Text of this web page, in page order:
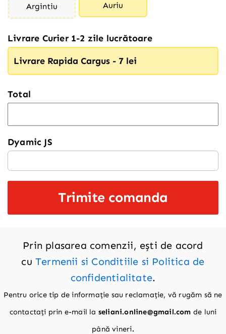
Argintiu Auriu
Livrare Curier 1-2 zile lucrătoare
Livrare Rapida Cargus - 7 lei
Total
Dyamic JS
Trimite comanda
Prin plasarea comenzii, ești de acord
cuTermenii si Conditiile si Politica de
confidentialitate.
Pentru orice tip de informație sau reclamație, vă rugăm să ne
contactați prin e-mail la seliani.online@gmail.com de luni
până vineri.